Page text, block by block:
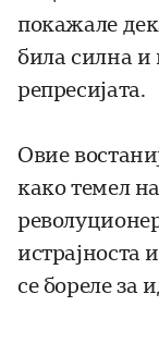
покажале
била силна и
репресијата.
Овие
како темел
истрајноста
се бореле за